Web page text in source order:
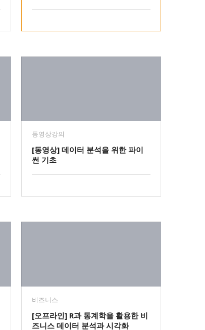
동영상강의
[동영상] 데이터 분석을 위한 파이
썬 기초
비즈니스
[오프라인] R과 통계학을 활용한 비
즈니스 데이터 분석과 시각화